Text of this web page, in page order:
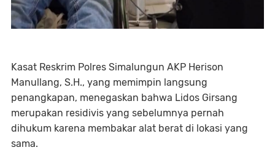
Kasat Reskrim Polres Simalungun AKP Herison
Manullang, S.H., yang memimpin langsung
penangkapan, menegaskan bahwa Lidos Girsang
merupakan residivis yang sebelumnya pernah
dihukum karena membakar alat berat di lokasi yang
sama.